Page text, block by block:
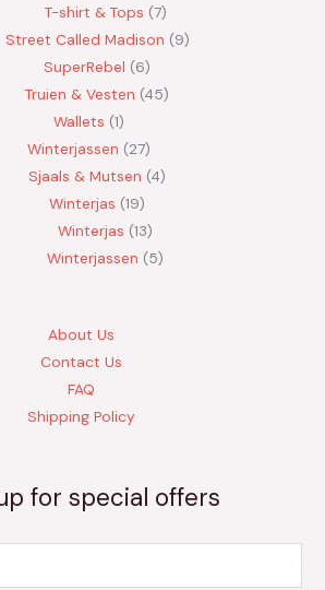
T-shirt & Tops 7
Street Called Madison 9
SuperRebel
6
Truien & Vesten 45
Wallets 1
Winterjassen
27
Sjaals & Mutsen 4
Winterjas 19
Winterjas 13
Winterjassen
5
About Us
Contact Us
FAQ
Shipping Policy
for special offers